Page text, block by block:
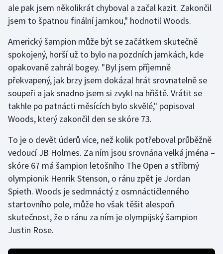
Gymnastika
Jezdectví
Judo
Krasobruslení
Lyže a snowboard
Moderní pětiboj
Motorsport
Olympijské hry
Parasport
ale pak jsem několikrát chyboval a začal kazit. Zakončil
jsem to špatnou finální jamkou," hodnotil Woods.
Americký šampion může být se začátkem skutečně
spokojený, horší už to bylo na pozdních jamkách, kde
opakovaně zahrál bogey. "Byl jsem příjemně
překvapený, jak brzy jsem dokázal hrát srovnatelně se
soupeři a jak snadno jsem si zvykl na hřiště. Vrátit se
takhle po patnácti měsících bylo skvělé," popisoval
Woods, který zakončil den se skóre 73.
To je o devět úderů více, než kolik potřeboval průběžně
vedoucí JB Holmes. Za ním jsou srovnána velká jména –
skóre 67 má šampion letošního The Open a stříbrný
olympionik Henrik Stenson, o ránu zpět je Jordan
Spieth. Woods je sedmnáctý z osmnáctičlenného
startovního pole, může ho však těšit alespoň
skutečnost, že o ránu za ním je olympijský šampion
Justin Rose.